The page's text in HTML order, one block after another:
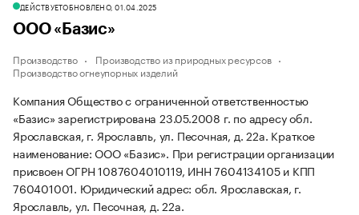
ДЕЙСТВУЕТОБНОВЛЕНО, 01.04.2025
ООО «Базис»
Производство
Производство из природных ресурсов
Производство огнеупорных изделий
Компания Общество с ограниченной ответственностью
«Базис» зарегистрирована 23.05.2008 г. по адресу обл.
Ярославская, г. Ярославль, ул. Песочная, д. 22а. Краткое
наименование: ООО «Базис». При регистрации организации
присвоен ОГРН 1087604010119, ИНН 7604134105 и КПП
760401001. Юридический адрес: обл. Ярославская, г.
Ярославль, ул. Песочная, д. 22а.